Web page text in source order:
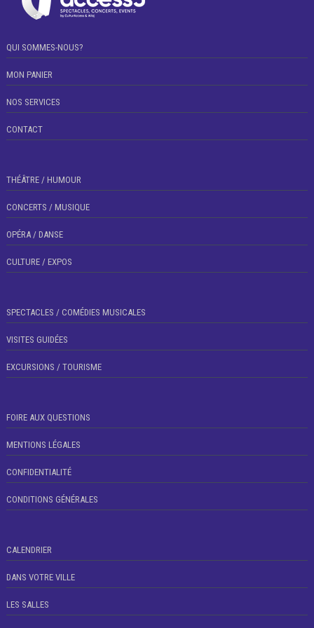
QUI SOMMES-NOUS?
MON PANIER
NOS SERVICES
CONTACT
THÉÂTRE / HUMOUR
CONCERTS / MUSIQUE
OPÉRA / DANSE
CULTURE / EXPOS
SPECTACLES / COMÉDIES MUSICALES
VISITES GUIDÉES
EXCURSIONS / TOURISME
FOIRE AUX QUESTIONS
MENTIONS LÉGALES
CONFIDENTIALITÉ
CONDITIONS GÉNÉRALES
CALENDRIER
DANS VOTRE VILLE
LES SALLES